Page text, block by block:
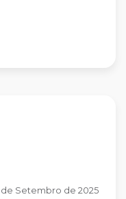
de Setembro de 2025